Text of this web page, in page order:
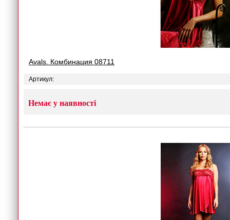
Avals. Комбинация 08711
Артикул:
Немає у наявності